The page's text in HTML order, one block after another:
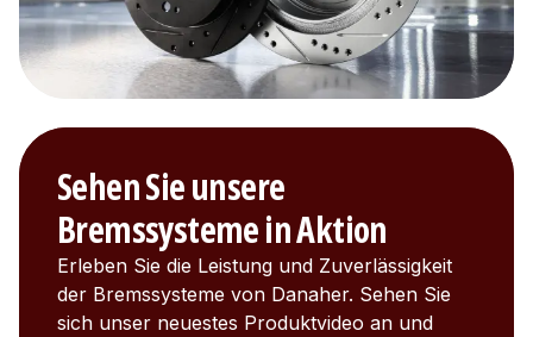
Sehen Sie unsere
Bremssysteme in Aktion
Erleben Sie die Leistung und Zuverlässigkeit
der Bremssysteme von Danaher. Sehen Sie
sich unser neuestes Produktvideo an und